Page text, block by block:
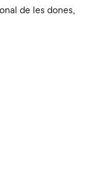
de les dones,